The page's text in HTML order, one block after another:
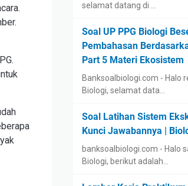
selamat datang di …
Soal UP PPG Biologi
Pembahasan
Part 5 Materi Ekosistem
Banksoalbiologi.com - Halo
Biologi, selamat data…
Soal Latihan Sistem
Kunci Jawabannya |
banksoalbiologi.com - Halo
Biologi, berikut adalah…